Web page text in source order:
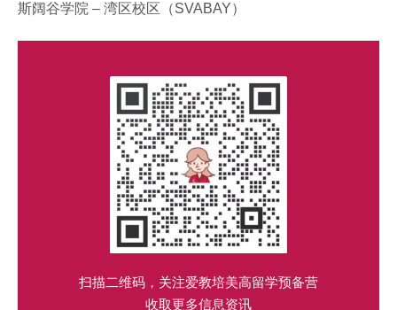
斯阔谷学院 – 湾区校区（SVABAY）
扫描二维码，关注爱教培美高留学预备营
收取更多信息资讯